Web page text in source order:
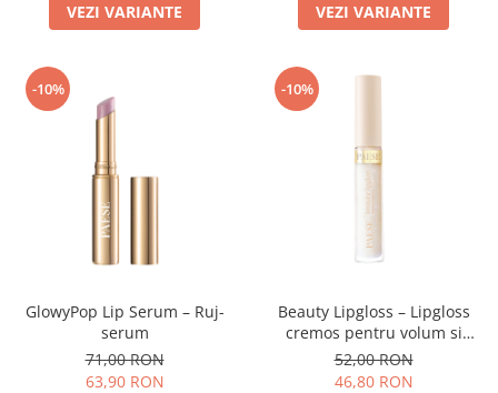
VEZI VARIANTE VEZI VARIANTE
-10%
GlowyPop Lip Serum – Ruj-
serum
71,00 RON
63,90 RON
-10%
Beauty Lipgloss – Lipgloss
cremos pentru volum si
stralucire naturala
52,00 RON
46,80 RON